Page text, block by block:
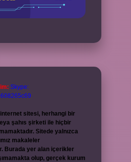
Skype:
sitesi, herhangi bir
şahıs şirketi ile hiçbir
Sitede yalnızca
makaleler
Burada yer alan içerikler
olup, gerçek kurum